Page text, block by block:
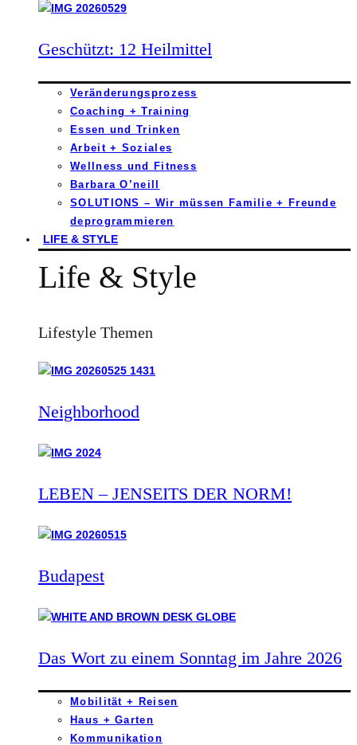
Geschützt: 12 Heilmittel
Veränderungsprozess
Coaching + Training
Essen und Trinken
Arbeit + Soziales
Wellness und Fitness
Barbara O’neill
SOLUTIONS – Wir müssen Familie + Freunde
deprogrammieren
LIFE & STYLE
Life & Style
Lifestyle Themen
Neighborhood
LEBEN – JENSEITS DER NORM!
Budapest
Das Wort zu einem Sonntag im Jahre 2026
Mobilität + Reisen
Haus + Garten
Kommunikation